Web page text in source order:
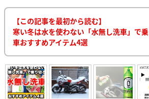
【この記事を最初から読む】
寒い冬は水を使わない「水無し洗車」で
車おすすめアイテム4選